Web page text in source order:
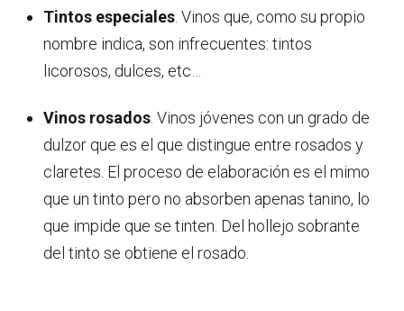
Tintos especiales . Vinos que, como su propio
nombre indica, son infrecuentes: tintos
licorosos, dulces, etc…
Vinos rosados . Vinos jóvenes con un grado de
dulzor que es el que distingue entre rosados y
claretes. El proceso de elaboración es el mimo
que un tinto pero no absorben apenas tanino, lo
que impide que se tinten. Del hollejo sobrante
del tinto se obtiene el rosado.